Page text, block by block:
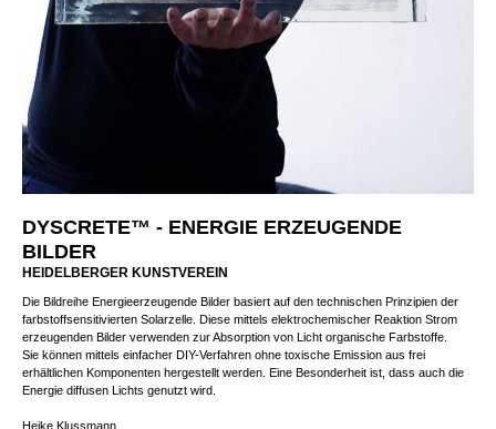
DYSCRETE™ - ENERGIE ERZEUGENDE
BILDER
HEIDELBERGER KUNSTVEREIN
Die Bildreihe Energieerzeugende Bilder basiert auf den technischen Prinzipien der
farbstoffsensitivierten Solarzelle. Diese mittels elektrochemischer Reaktion Strom
erzeugenden Bilder verwenden zur Absorption von Licht organische Farbstoffe.
Sie können mittels einfacher DIY-Verfahren ohne toxische Emission aus frei
erhältlichen Komponenten hergestellt werden. Eine Besonderheit ist, dass auch die
Energie diffusen Lichts genutzt wird.
Heike Klussmann